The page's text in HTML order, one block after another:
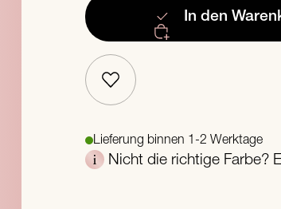
In den
Lieferung binnen 1-2 Werktage
Nicht die richtige Farbe?